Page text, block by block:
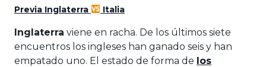
Previa Inglaterra Italia
Inglaterra viene en racha. De los últimos siete
encuentros los ingleses han ganado seis y han
empatado uno. El estado de forma de los